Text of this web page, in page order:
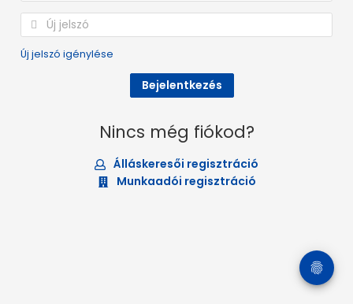
Új jelszó igénylése
Nincs még fiókod?
Álláskeresői regisztráció
Munkaadói regisztráció